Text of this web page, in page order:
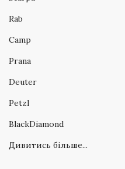
Rab
Camp
Prana
Deuter
Petzl
BlackDiamond
Дивитись більше...